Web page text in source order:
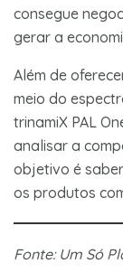
consegue
gerar a
Além de
meio do
trinamiX PAL
analisar a
objetivo é
os produtos
Fonte: Um Só